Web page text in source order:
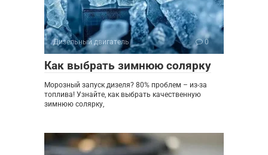
Дизельный двигатель 0
Как выбрать зимнюю солярку
Морозный запуск дизеля? 80% проблем – из-за
топлива! Узнайте, как выбрать качественную
зимнюю солярку,